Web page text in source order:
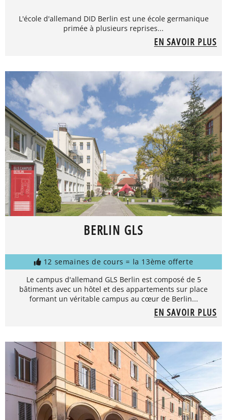
L'école d'allemand DID Berlin est une école germanique
primée à plusieurs reprises...
EN SAVOIR PLUS
BERLIN GLS
12 semaines de cours = la 13ème offerte
Le campus d'allemand GLS Berlin est composé de 5
bâtiments avec un hôtel et des appartements sur place
formant un véritable campus au cœur de Berlin...
EN SAVOIR PLUS